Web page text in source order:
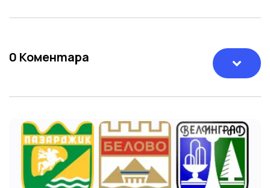
0 Коментара